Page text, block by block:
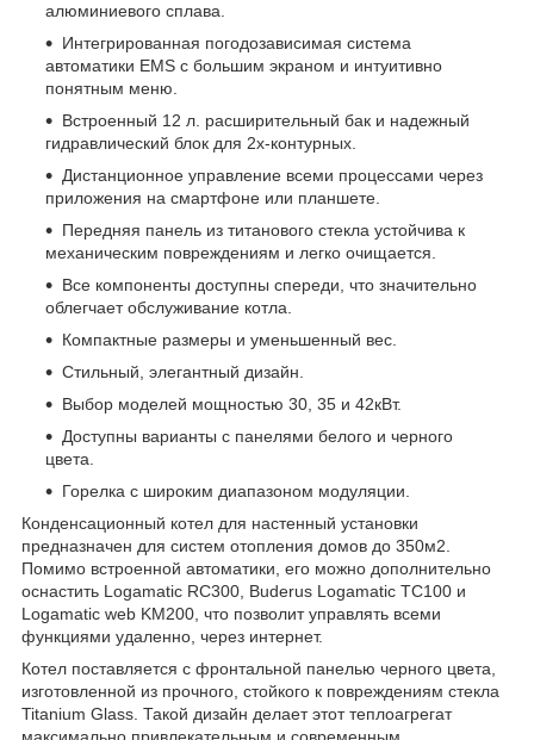
алюминиевого сплава.
Интегрированная погодозависимая система
автоматики EMS с большим экраном и интуитивно
понятным меню.
Встроенный 12 л. расширительный бак и надежный
гидравлический блок для 2х-контурных.
Дистанционное управление всеми процессами через
приложения на смартфоне или планшете.
Передняя панель из титанового стекла устойчива к
механическим повреждениям и легко очищается.
Все компоненты доступны спереди, что значительно
облегчает обслуживание котла.
Компактные размеры и уменьшенный вес.
Стильный, элегантный дизайн.
Выбор моделей мощностью 30, 35 и 42кВт.
Доступны варианты с панелями белого и черного
цвета.
Горелка с широким диапазоном модуляции.
Конденсационный котел для настенный установки
предназначен для систем отопления домов до 350м2.
Помимо встроенной автоматики, его можно дополнительно
оснастить Logamatic RC300, Buderus Logamatic TC100 и
Logamatic web KM200, что позволит управлять всеми
функциями удаленно, через интернет.
Котел поставляется с фронтальной панелью черного цвета,
изготовленной из прочного, стойкого к повреждениям стекла
Titanium Glass. Такой дизайн делает этот теплоагрегат